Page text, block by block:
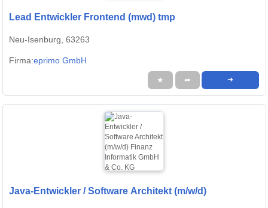
Lead Entwickler Frontend (mwd) tmp
Neu-Isenburg, 63263
Firma:eprimo GmbH
★ ➦ ➜
Java-Entwickler / Software Architekt (m/w/d)